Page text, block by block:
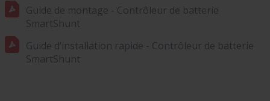
Guide de montage - Contrôleur de batterie
SmartShunt
Guide d’installation rapide - Contrôleur de batterie
SmartShunt